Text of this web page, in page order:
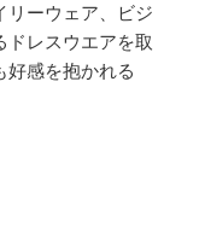
リーウェア、ビジ
ドレスウエアを取
好感を抱かれる